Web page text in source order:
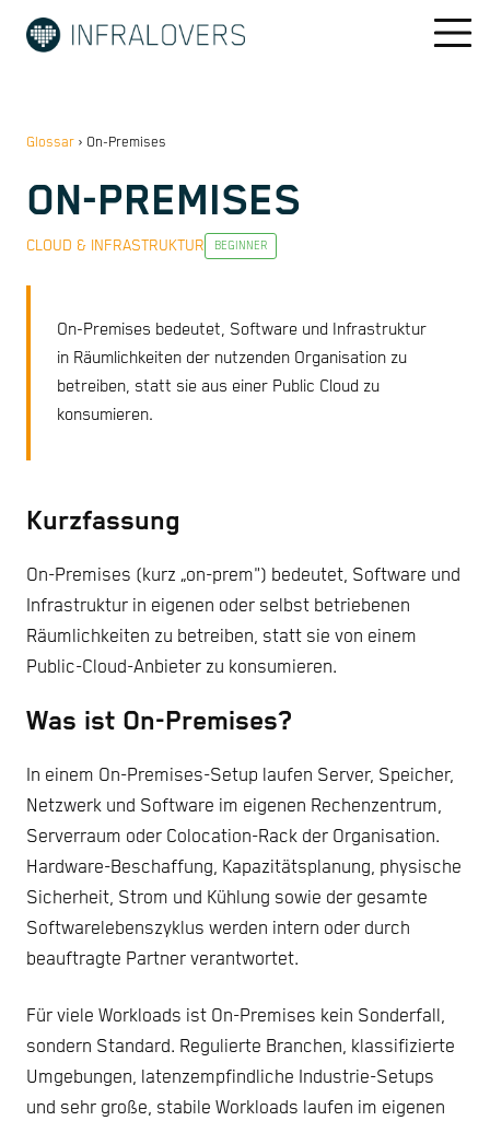
Glossar › On-Premises
ON-PREMISES
CLOUD & INFRASTRUKTUR BEGINNER
On-Premises bedeutet, Software und Infrastruktur
in Räumlichkeiten der nutzenden Organisation zu
betreiben, statt sie aus einer Public Cloud zu
konsumieren.
Kurzfassung
On-Premises (kurz „on-prem") bedeutet, Software und
Infrastruktur in eigenen oder selbst betriebenen
Räumlichkeiten zu betreiben, statt sie von einem
Public-Cloud-Anbieter zu konsumieren.
Was ist On-Premises?
In einem On-Premises-Setup laufen Server, Speicher,
Netzwerk und Software im eigenen Rechenzentrum,
Serverraum oder Colocation-Rack der Organisation.
Hardware-Beschaffung, Kapazitätsplanung, physische
Sicherheit, Strom und Kühlung sowie der gesamte
Softwarelebenszyklus werden intern oder durch
beauftragte Partner verantwortet.
Für viele Workloads ist On-Premises kein Sonderfall,
sondern Standard. Regulierte Branchen, klassifizierte
Umgebungen, latenzempfindliche Industrie-Setups
und sehr große, stabile Workloads laufen im eigenen